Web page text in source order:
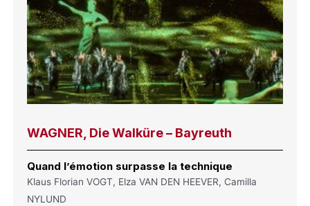
WAGNER, Die Walküre – Bayreuth
Quand l’émotion surpasse la technique
Klaus Florian VOGT, Elza VAN DEN HEEVER, Camilla
NYLUND